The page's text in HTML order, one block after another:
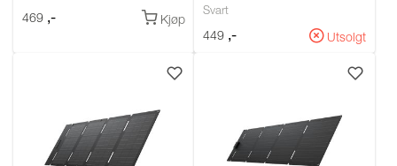
469 ,- Kjøp
Svart
449 ,- Utsolgt